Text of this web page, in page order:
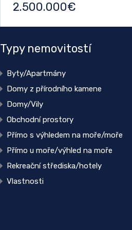
2.500.000€
Typy nemovitostí
Byty/Apartmány
Domy z přírodního kamene
Domy/Vily
Obchodní prostory
Přímo s výhledem na moře/moře
Přímo u moře/výhled na moře
Rekreační střediska/hotely
Vlastnosti